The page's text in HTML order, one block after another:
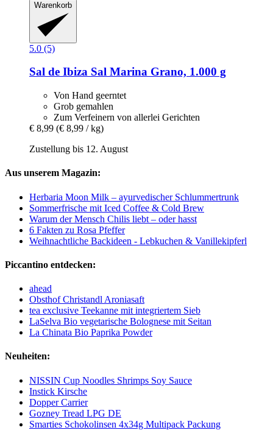
Warenkorb
5.0 (5)
Sal de Ibiza Sal Marina Grano, 1.000 g
Von Hand geerntet
Grob gemahlen
Zum Verfeinern von allerlei Gerichten
€ 8,99 (€ 8,99 / kg)
Zustellung bis 12. August
Aus unserem Magazin:
Herbaria Moon Milk – ayurvedischer Schlummertrunk
Sommerfrische mit Iced Coffee & Cold Brew
Warum der Mensch Chilis liebt – oder hasst
6 Fakten zu Rosa Pfeffer
Weihnachtliche Backideen - Lebkuchen & Vanillekipferl
Piccantino entdecken:
ahead
Obsthof Christandl Aroniasaft
tea exclusive Teekanne mit integriertem Sieb
LaSelva Bio vegetarische Bolognese mit Seitan
La Chinata Bio Paprika Powder
Neuheiten:
NISSIN Cup Noodles Shrimps Soy Sauce
Instick Kirsche
Dopper Carrier
Gozney Tread LPG DE
Smarties Schokolinsen 4x34g Multipack Packung